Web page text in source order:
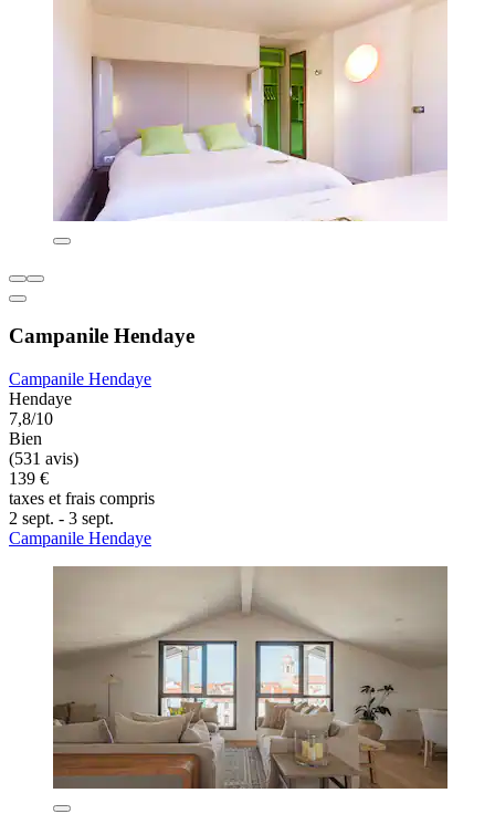
Campanile Hendaye
Campanile Hendaye
Hendaye
7,8/10
Bien
(531 avis)
139 €
taxes et frais compris
2 sept. - 3 sept.
Campanile Hendaye